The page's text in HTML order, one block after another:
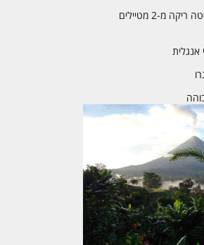
טיול פרטי מודרך לקוסטה ריקה מ-2 מטיילים
אנגלית